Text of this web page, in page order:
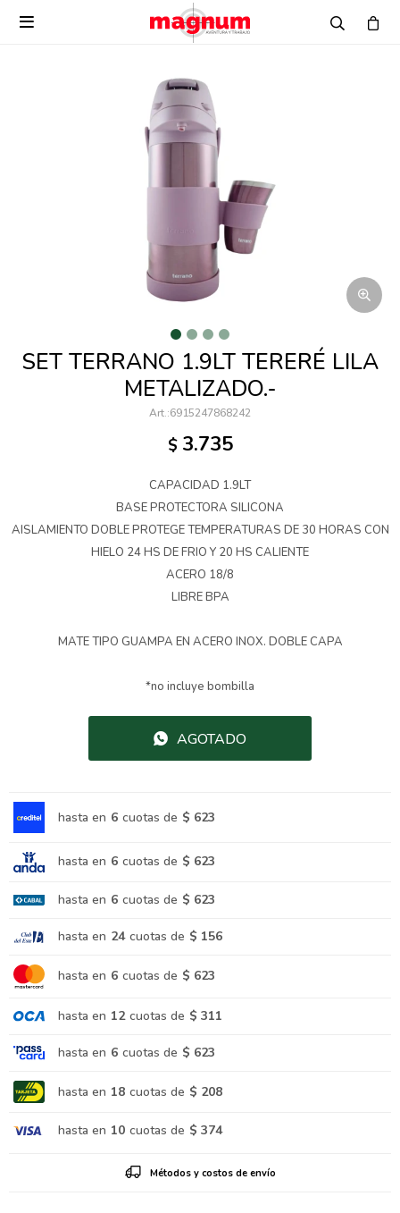

SET TERRANO 1.9LT TERERÉ LILA
METALIZADO.-
6915247868242
$ 3.735
CAPACIDAD 1.9LT
BASE PROTECTORA SILICONA
AISLAMIENTO DOBLE PROTEGE TEMPERATURAS DE 30 HORAS CON
HIELO 24 HS DE FRIO Y 20 HS CALIENTE
ACERO 18/8
LIBRE BPA
MATE TIPO GUAMPA EN ACERO INOX. DOBLE CAPA
*no incluye bombilla
AGOTADO
hasta en 6 cuotas de $ 623
hasta en 6 cuotas de $ 623
hasta en 6 cuotas de $ 623
hasta en 24 cuotas de $ 156
hasta en 6 cuotas de $ 623
hasta en 12 cuotas de $ 311
hasta en 6 cuotas de $ 623
hasta en 18 cuotas de $ 208
hasta en 10 cuotas de $ 374
Métodos y costos de envío